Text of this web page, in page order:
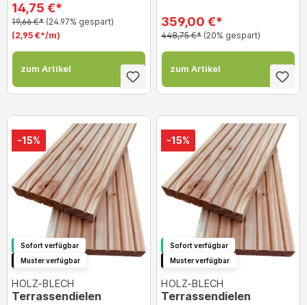
14,75 €*
19,66 €* (24.97% gespart)
(2,95 €*/m)
zum Artikel
359,00 €*
448,75 €* (20% gespart)
zum Artikel
-15%
Sofort verfügbar
Muster verfügbar
HOLZ-BLECH
Terrassendielen
-15%
Sofort verfügbar
Muster verfügbar
HOLZ-BLECH
Terrassendielen